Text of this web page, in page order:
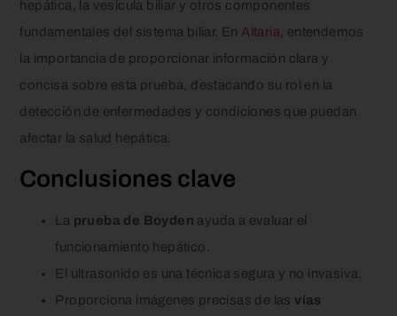
hepática, la vesícula biliar y otros componentes
fundamentales del sistema biliar. EnAltaria, entendemos
la importancia de proporcionar información clara y
concisa sobre esta prueba, destacando su rol en la
detección de enfermedades y condiciones que puedan
afectar la salud hepática.
Conclusiones clave
La prueba de Boyden ayuda a evaluar el
funcionamiento hepático.
El ultrasonido es una técnica segura y no invasiva.
Proporciona imágenes precisas de las vías